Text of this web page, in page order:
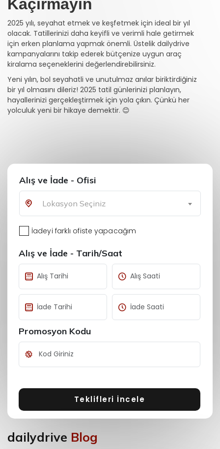
Kaçırmayın
2025 yılı, seyahat etmek ve keşfetmek için ideal bir yıl
olacak. Tatillerinizi daha keyifli ve verimli hale getirmek
için erken planlama yapmak önemli. Üstelik dailydrive
kampanyalarını takip ederek bütçenize uygun araç
kiralama seçeneklerini değerlendirebilirsiniz.
Yeni yılın, bol seyahatli ve unutulmaz anılar biriktirdiğiniz
bir yıl olmasını dileriz! 2025 tatil günlerinizi planlayın,
hayallerinizi gerçekleştirmek için yola çıkın. Çünkü her
yolculuk yeni bir hikaye demektir. 😊
Alış ve İade - Ofisi
Lokasyon Seçiniz
İadeyi farklı ofiste yapacağım
Alış ve İade - Tarih/Saat
Promosyon Kodu
Teklifleri İncele
dailydrive Blog